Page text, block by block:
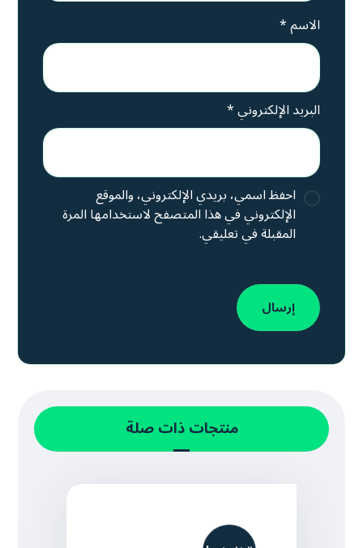
الاسم*
البريد الإلكتروني*
احفظ اسمي، بريدي الإلكتروني، والموقع
الإلكتروني في هذا المتصفح لاستخدامها المرة
المقبلة في تعليقي.
إرسال
منتجات ذات صلة